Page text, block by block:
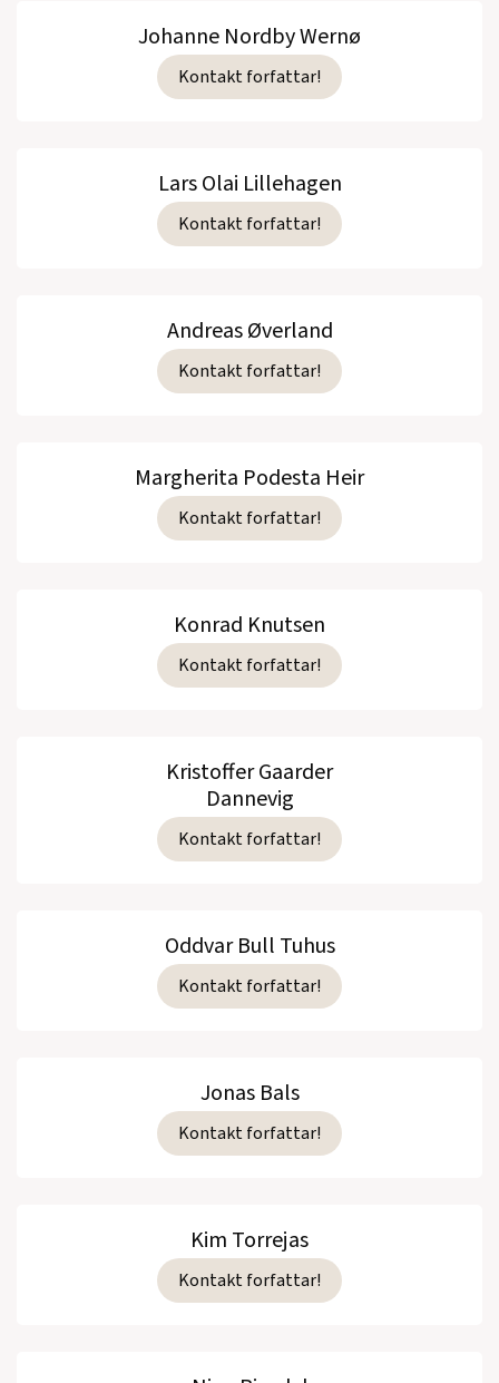
Johanne Nordby Wernø
Kontakt forfattar!
Lars Olai Lillehagen
Kontakt forfattar!
Andreas Øverland
Kontakt forfattar!
Margherita Podesta Heir
Kontakt forfattar!
Konrad Knutsen
Kontakt forfattar!
Kristoffer Gaarder
Dannevig
Kontakt forfattar!
Oddvar Bull Tuhus
Kontakt forfattar!
Jonas Bals
Kontakt forfattar!
Kim Torrejas
Kontakt forfattar!